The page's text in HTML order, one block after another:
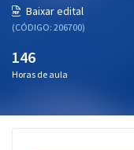
Conteúdo gratuito
Baixar edital
(CÓDIGO: 206700)
146
Horas de aula